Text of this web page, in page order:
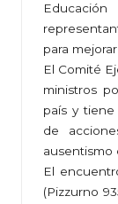
para
El Comité
ministros
país y
de
ausentismo
El
(Pizzurno